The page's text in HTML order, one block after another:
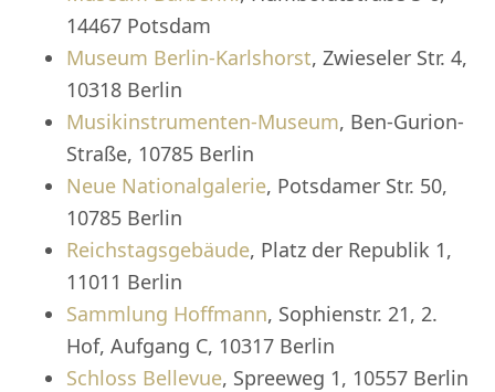
14467 Potsdam
Museum Berlin-Karlshorst, Zwieseler Str. 4,
10318 Berlin
Musikinstrumenten-Museum, Ben-Gurion-
Straße, 10785 Berlin
Neue Nationalgalerie, Potsdamer Str. 50,
10785 Berlin
Reichstagsgebäude, Platz der Republik 1,
11011 Berlin
Sammlung Hoffmann, Sophienstr. 21, 2.
Hof, Aufgang C, 10317 Berlin
Schloss Bellevue, Spreeweg 1, 10557 Berlin